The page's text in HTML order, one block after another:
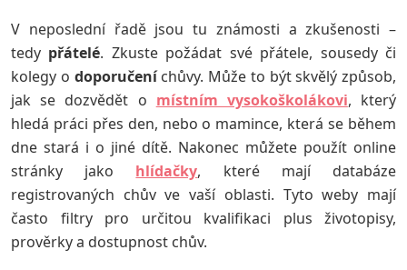
V neposlední řadě jsou tu známosti a zkušenosti –
tedy přátelé. Zkuste požádat své přátele, sousedy či
kolegy o doporučeníchůvy. Může to být skvělý způsob,
jak se dozvědět o místním vysokoškolákovi, který
hledá práci přes den, nebo o mamince, která se během
dne stará i o jiné dítě. Nakonec můžete použít online
stránky jako hlídačky, které mají databáze
registrovaných chův ve vaší oblasti. Tyto weby mají
často filtry pro určitou kvalifikaci plus životopisy,
prověrky a dostupnost chův.